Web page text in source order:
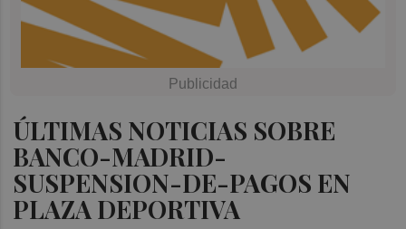
ÚLTIMAS NOTICIAS SOBRE
BANCO-MADRID-
SUSPENSION-DE-PAGOS EN
PLAZA DEPORTIVA